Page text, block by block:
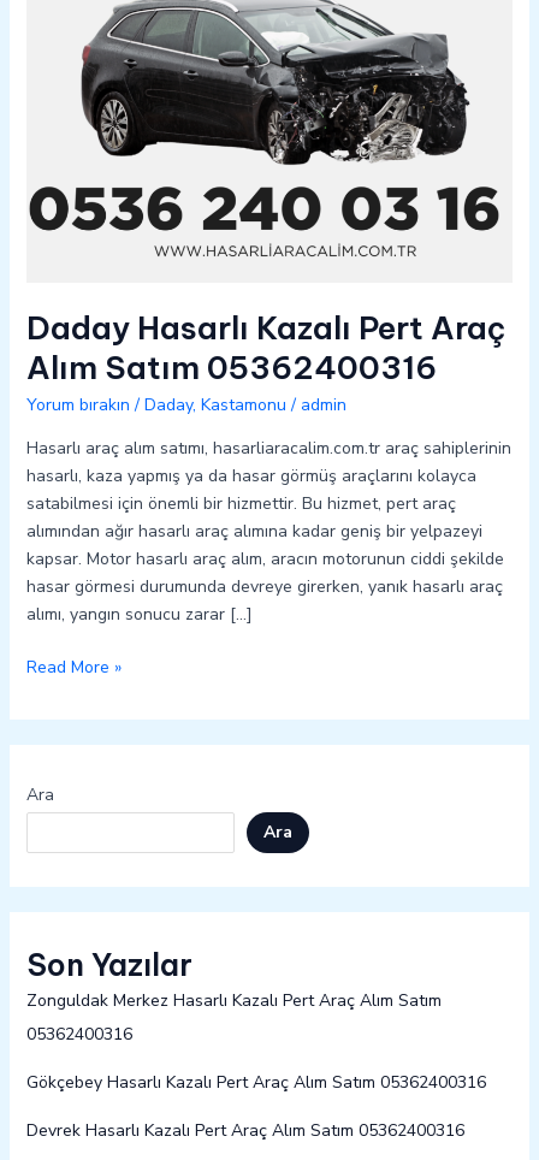
Daday Hasarlı Kazalı Pert Araç
Alım Satım 05362400316
Yorum bırakın / Daday, Kastamonu / admin
Hasarlı araç alım satımı, hasarliaracalim.com.tr araç sahiplerinin
hasarlı, kaza yapmış ya da hasar görmüş araçlarını kolayca
satabilmesi için önemli bir hizmettir. Bu hizmet, pert araç
alımından ağır hasarlı araç alımına kadar geniş bir yelpazeyi
kapsar. Motor hasarlı araç alım, aracın motorunun ciddi şekilde
hasar görmesi durumunda devreye girerken, yanık hasarlı araç
alımı, yangın sonucu zarar […]
Read More »
Ara
Ara
Son Yazılar
Zonguldak Merkez Hasarlı Kazalı Pert Araç Alım Satım
05362400316
Gökçebey Hasarlı Kazalı Pert Araç Alım Satım 05362400316
Devrek Hasarlı Kazalı Pert Araç Alım Satım 05362400316